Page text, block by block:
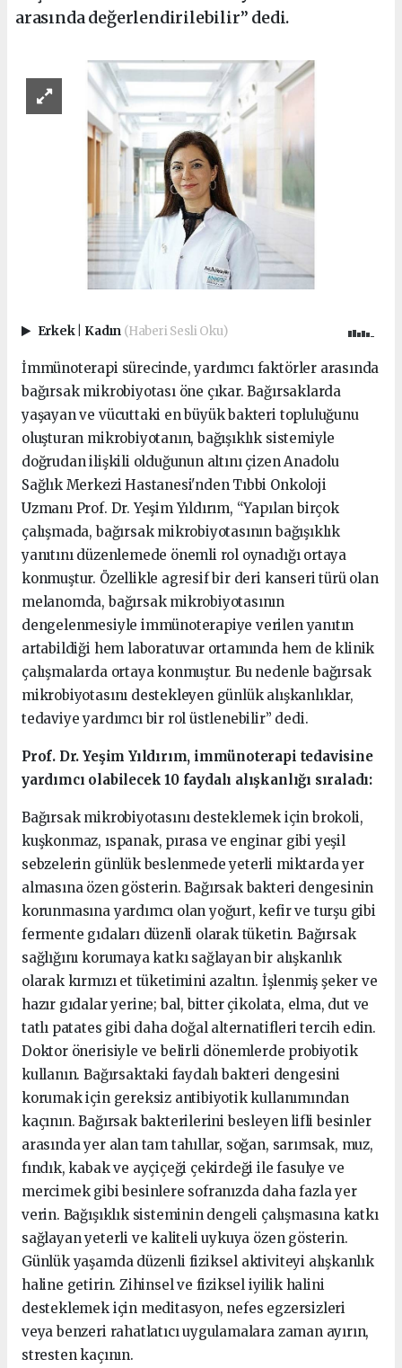
arasında değerlendirilebilir” dedi.
Erkek Kadın (Haberi Sesli Oku)
İmmünoterapi sürecinde, yardımcı faktörler arasında
bağırsak mikrobiyotası öne çıkar. Bağırsaklarda
yaşayan ve vücuttaki en büyük bakteri topluluğunu
oluşturan mikrobiyotanın, bağışıklık sistemiyle
doğrudan ilişkili olduğunun altını çizen Anadolu
Sağlık Merkezi Hastanesi'nden Tıbbi Onkoloji
Uzmanı Prof. Dr. Yeşim Yıldırım, “Yapılan birçok
çalışmada, bağırsak mikrobiyotasının bağışıklık
yanıtını düzenlemede önemli rol oynadığı ortaya
konmuştur. Özellikle agresif bir deri kanseri türü olan
melanomda, bağırsak mikrobiyotasının
dengelenmesiyle immünoterapiye verilen yanıtın
artabildiği hem laboratuvar ortamında hem de klinik
çalışmalarda ortaya konmuştur. Bu nedenle bağırsak
mikrobiyotasını destekleyen günlük alışkanlıklar,
tedaviye yardımcı bir rol üstlenebilir” dedi.
Prof. Dr. Yeşim Yıldırım, immünoterapi tedavisine
yardımcı olabilecek 10 faydalı alışkanlığı sıraladı:
Bağırsak mikrobiyotasını desteklemek için brokoli,
kuşkonmaz, ıspanak, pırasa ve enginar gibi yeşil
sebzelerin günlük beslenmede yeterli miktarda yer
almasına özen gösterin. Bağırsak bakteri dengesinin
korunmasına yardımcı olan yoğurt, kefir ve turşu gibi
fermente gıdaları düzenli olarak tüketin. Bağırsak
sağlığını korumaya katkı sağlayan bir alışkanlık
olarak kırmızı et tüketimini azaltın. İşlenmiş şeker ve
hazır gıdalar yerine; bal, bitter çikolata, elma, dut ve
tatlı patates gibi daha doğal alternatifleri tercih edin.
Doktor önerisiyle ve belirli dönemlerde probiyotik
kullanın. Bağırsaktaki faydalı bakteri dengesini
korumak için gereksiz antibiyotik kullanımından
kaçının. Bağırsak bakterilerini besleyen lifli besinler
arasında yer alan tam tahıllar, soğan, sarımsak, muz,
fındık, kabak ve ayçiçeği çekirdeği ile fasulye ve
mercimek gibi besinlere sofranızda daha fazla yer
verin. Bağışıklık sisteminin dengeli çalışmasına katkı
sağlayan yeterli ve kaliteli uykuya özen gösterin.
Günlük yaşamda düzenli fiziksel aktiviteyi alışkanlık
haline getirin. Zihinsel ve fiziksel iyilik halini
desteklemek için meditasyon, nefes egzersizleri
veya benzeri rahatlatıcı uygulamalara zaman ayırın,
stresten kaçının.